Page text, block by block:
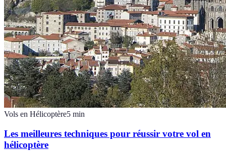
Vols en Hélicoptère5 min
Les meilleures techniques pour réussir votre vol en
hélicoptère